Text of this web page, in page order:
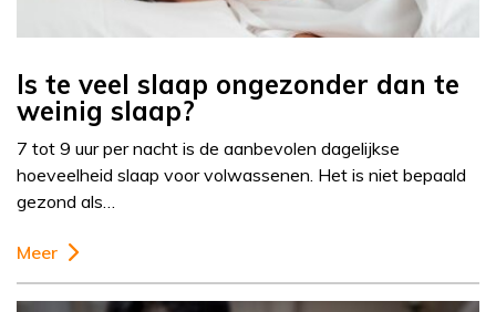
Is te veel slaap ongezonder dan te
weinig slaap?
7 tot 9 uur per nacht is de aanbevolen dagelijkse
hoeveelheid slaap voor volwassenen. Het is niet bepaald
gezond als…
Meer